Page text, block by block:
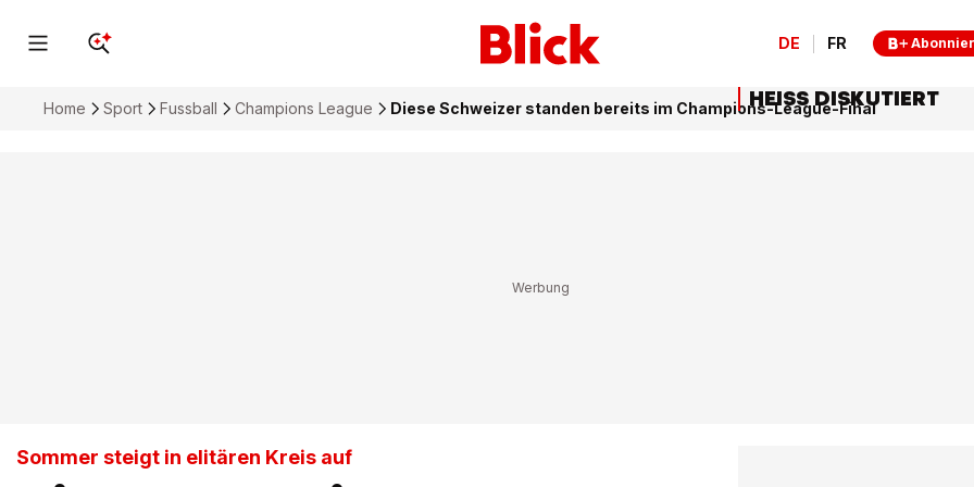
DE FR
Home Sport Fussball Champions League Diese Schweizer standen bereits im Champions-League-Final
Sommer steigt in elitären Kreis auf
HEISS DISKUTIERT